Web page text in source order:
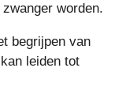
worden.
begrijpen van
leiden tot